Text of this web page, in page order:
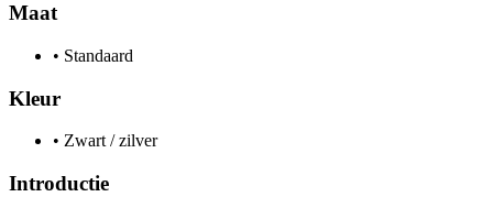
Maat
• Standaard
Kleur
• Zwart / zilver
Introductie